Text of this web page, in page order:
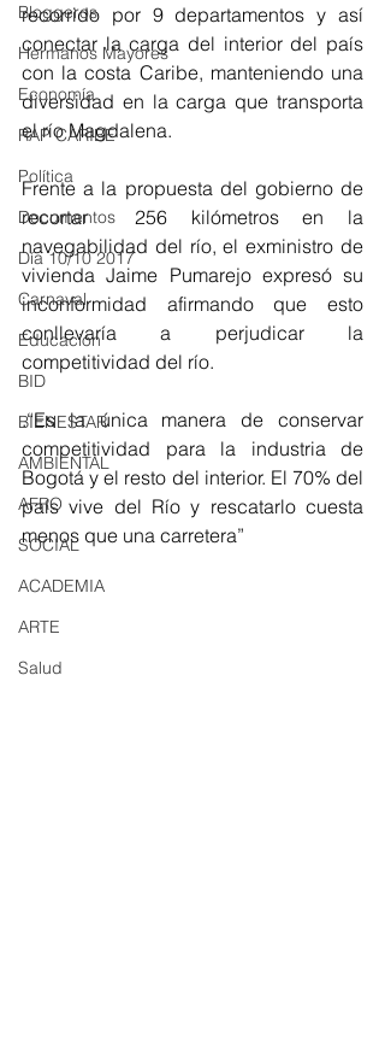
Bloggeros
Hermanos Mayores
Economía
RAP CARIBE
Política
Documentos
Día 10/10 2017
Carnaval
Educación
BID
BIENESTAR
AMBIENTAL
AFRO
SOCIAL
ACADEMIA
ARTE
Salud
recorrido por 9 departamentos y así
conectar la carga del interior del país
con la costa Caribe, manteniendo una
diversidad en la carga que transporta
el río Magdalena.
Frente a la propuesta del gobierno de
recortar  256 kilómetros en la
navegabilidad del río, el exministro de
vivienda Jaime Pumarejo expresó su
inconformidad afirmando que esto
conllevaría a perjudicar la
competitividad del río.
.“Es la única manera de conservar
competitividad para la industria de
Bogotá y el resto del interior. El 70% del
país vive del Río y rescatarlo cuesta
menos que una carretera”